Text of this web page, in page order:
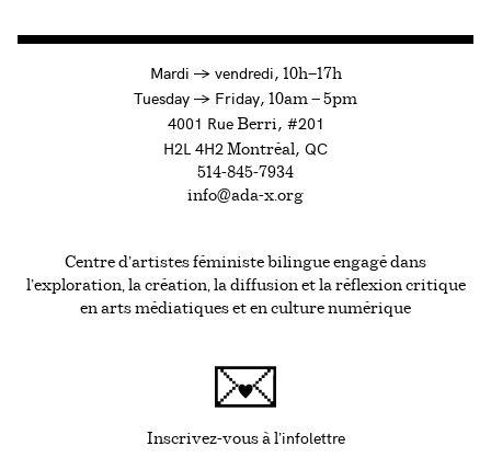
Mardi →à
vendredi, 10h—17h
Tuesday →toFriday, 10am — 5pm
4001 RueBerri, #201
H2L 4H2 Montréal, QC
514-845-7934
info@ada-x.org
Centre d’artistes féministe bilingue engagé dans
l’exploration, la création, la diffusion et la réflexion critique
en arts médiatiques et en culture numérique
Inscrivez-vous à l'infolettreCe lien s'ouvrira